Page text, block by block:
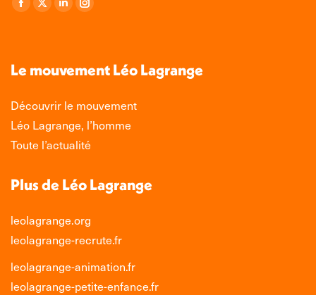
La
s'ouvre
une
nouvelle
fenêtre
La
s'ouvre
une
fenêtre
La
s'ouvre
une
nouvelle
fenêtre
La
s'ouvre
une
nouvelle
fenêtre
Le mouvement Léo Lagrange
Découvrir le mouvement
Léo Lagrange, l’homme
Toute l’actualité
Plus de Léo Lagrange
leolagrange.org
leolagrange-recrute.fr
leolagrange-animation.fr
leolagrange-petite-enfance.fr